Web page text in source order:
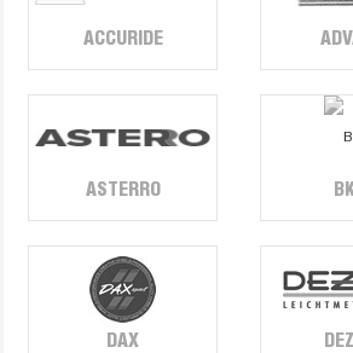
ACCURIDE
ASTERRO
DAX